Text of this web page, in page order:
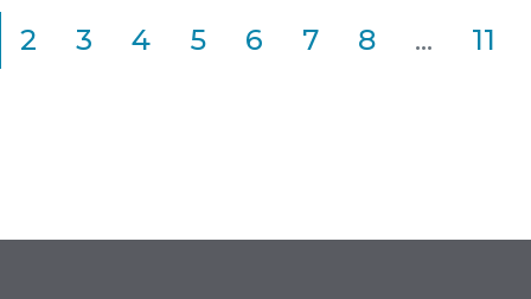
2 3 4 5 6 7 8 ... 11